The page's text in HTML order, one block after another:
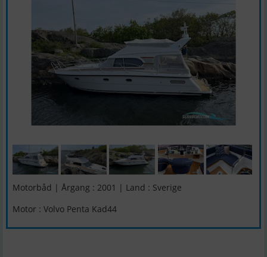
Motorbåd | Årgang : 2001 | Land : Sverige
Motor : Volvo Penta Kad44